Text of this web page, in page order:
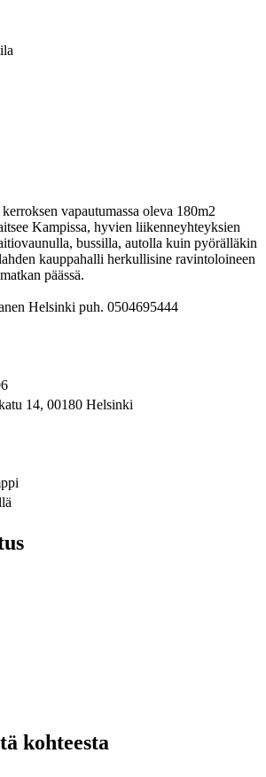
vapautumassa oleva 180m2
Kampissa, hyvien liikenneyhteyksien
bussilla, autolla kuin pyörälläkin
kauppahalli herkullisine ravintoloineen
päässä.
Helsinki puh. 0504695444
14, 00180 Helsinki
kohteesta